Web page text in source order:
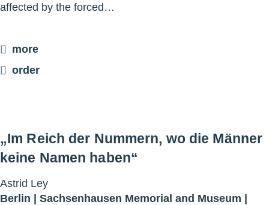
affected by the forced…
more
order
„Im Reich der Nummern, wo die Männer
keine Namen haben“
Astrid Ley
Berlin | Sachsenhausen Memorial and Museum |